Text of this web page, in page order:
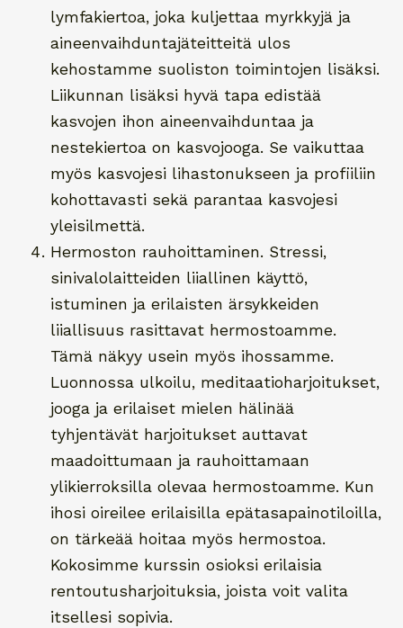
lymfakiertoa, joka kuljettaa myrkkyjä ja
aineenvaihduntajäteitteitä ulos
kehostamme suoliston toimintojen lisäksi.
Liikunnan lisäksi hyvä tapa edistää
kasvojen ihon aineenvaihduntaa ja
nestekiertoa on kasvojooga. Se vaikuttaa
myös kasvojesi lihastonukseen ja profiiliin
kohottavasti sekä parantaa kasvojesi
yleisilmettä.
Hermoston rauhoittaminen. Stressi,
sinivalolaitteiden liiallinen käyttö,
istuminen ja erilaisten ärsykkeiden
liiallisuus rasittavat hermostoamme.
Tämä näkyy usein myös ihossamme.
Luonnossa ulkoilu, meditaatioharjoitukset,
jooga ja erilaiset mielen hälinää
tyhjentävät harjoitukset auttavat
maadoittumaan ja rauhoittamaan
ylikierroksilla olevaa hermostoamme. Kun
ihosi oireilee erilaisilla epätasapainotiloilla,
on tärkeää hoitaa myös hermostoa.
Kokosimme kurssin osioksi erilaisia
rentoutusharjoituksia, joista voit valita
itsellesi sopivia.